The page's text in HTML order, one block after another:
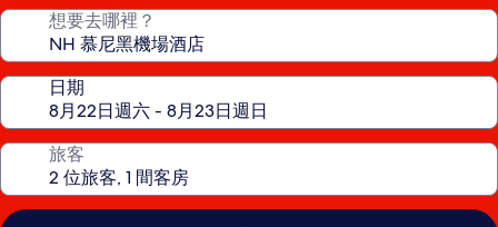
想要去哪裡？
日期
旅客